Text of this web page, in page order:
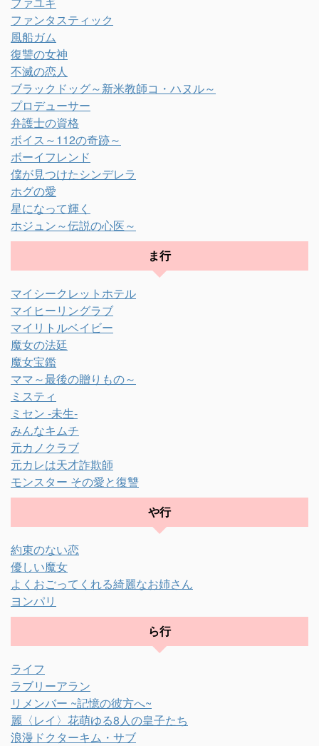
ファンタスティック
風船ガム
復讐の女神
不滅の恋人
ブラックドッグ～新米教師コ・ハヌル～
プロデューサー
弁護士の資格
ボイス～112の奇跡～
ボーイフレンド
僕が見つけたシンデレラ
ホグの愛
星になって輝く
ホジュン～伝説の心医～
ま行
マイシークレットホテル
マイヒーリングラブ
マイリトルベイビー
魔女の法廷
魔女宝鑑
ママ～最後の贈りもの～
ミスティ
ミセン -未生-
みんなキムチ
元カノクラブ
元カレは天才詐欺師
モンスター その愛と復讐
や行
約束のない恋
優しい魔女
よくおごってくれる綺麗なお姉さん
ヨンパリ
ら行
ライフ
ラブリーアラン
リメンバー ~記憶の彼方へ~
麗〈レイ〉花萌ゆる8人の皇子たち
浪漫ドクターキム・サブ